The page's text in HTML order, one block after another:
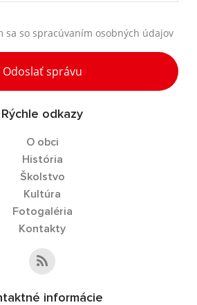
sa so spracúvaním osobných údajov
Odoslať správu
Rýchle odkazy
O obci
História
Školstvo
Kultúra
Fotogaléria
Kontakty
informácie